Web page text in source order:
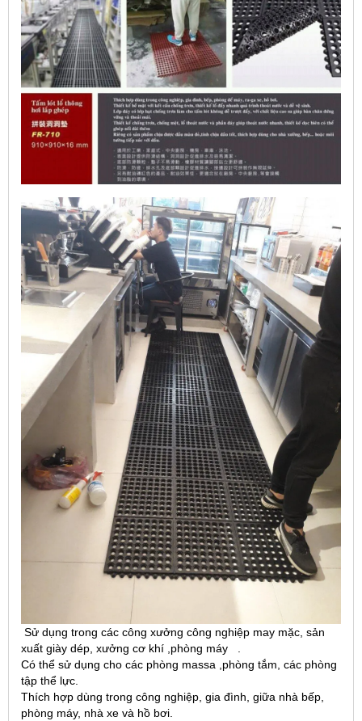
Sử dụng trong các công xưởng công nghiệp may mặc, sản
xuất giày dép, xưởng cơ khí ,phòng máy .
Có thể sử dụng cho các phòng massa ,phòng tắm, các phòng
tập thể lực.
Thích hợp dùng trong công nghiệp, gia đình, giữa nhà bếp,
phòng máy, nhà xe và hồ bơi.